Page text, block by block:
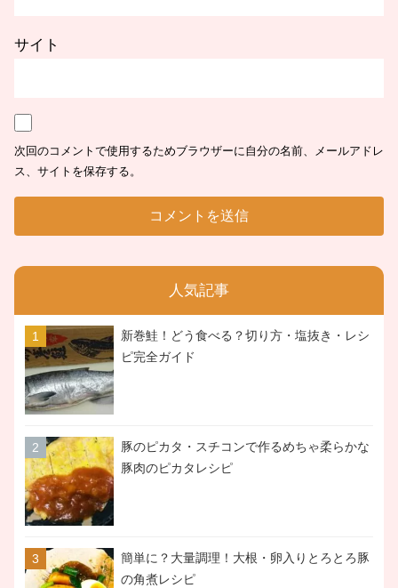
サイト
次回のコメントで使用するためブラウザーに自分の名前、メールアドレ
ス、サイトを保存する。
人気記事
新巻鮭！どう食べる？切り方・塩抜き・レシ
ピ完全ガイド
豚のピカタ・スチコンで作るめちゃ柔らかな
豚肉のピカタレシピ
簡単に？大量調理！大根・卵入りとろとろ豚
の角煮レシピ